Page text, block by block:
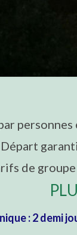
Départ
de
: 2 demi